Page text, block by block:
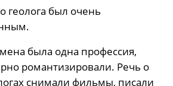
геолога был очень
была одна профессия,
романтизировали. Речь о
снимали фильмы, писали